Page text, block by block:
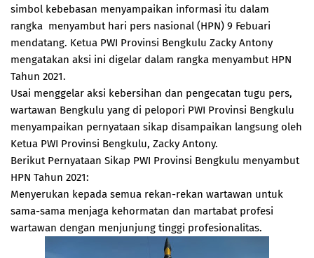
simbol kebebasan menyampaikan informasi itu dalam
rangka menyambut hari pers nasional (HPN) 9 Febuari
mendatang. Ketua PWI Provinsi Bengkulu Zacky Antony
mengatakan aksi ini digelar dalam rangka menyambut HPN
Tahun 2021.
Usai menggelar aksi kebersihan dan pengecatan tugu pers,
wartawan Bengkulu yang di pelopori PWI Provinsi Bengkulu
menyampaikan pernyataan sikap disampaikan langsung oleh
Ketua PWI Provinsi Bengkulu, Zacky Antony.
Berikut Pernyataan Sikap PWI Provinsi Bengkulu menyambut
HPN Tahun 2021:
Menyerukan kepada semua rekan-rekan wartawan untuk
sama-sama menjaga kehormatan dan martabat profesi
wartawan dengan menjunjung tinggi profesionalitas.